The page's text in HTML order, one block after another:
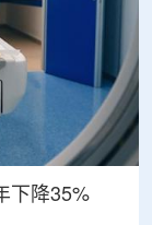
下降35%